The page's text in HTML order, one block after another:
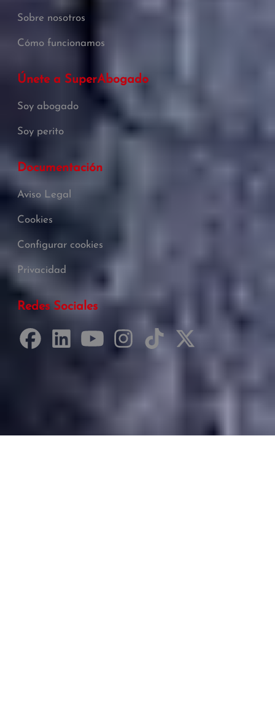
Sobre nosotros
Cómo funcionamos
Únete a SuperAbogado
Soy abogado
Soy perito
Documentación
Aviso Legal
Cookies
Configurar cookies
Privacidad
Redes Sociales